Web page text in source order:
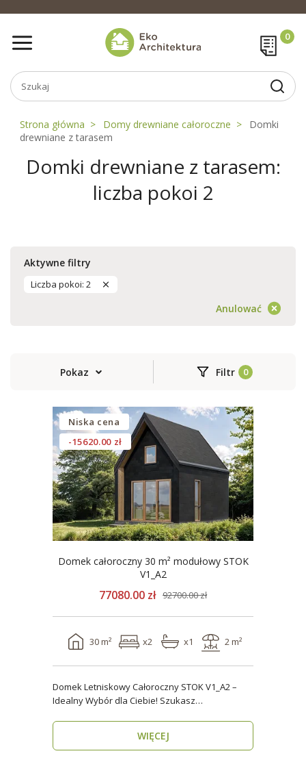
Strona główna Domy drewniane całoroczne
Domki
drewniane z tarasem
Domki drewniane z tarasem:
liczba pokoi 2
Aktywne filtry
Liczba pokoi: 2
Anulować
Pokaz Filtr
Niska cena
-15620.00 zł
Domek całoroczny 30 m² modułowy STOK
V1_A2
77080.00 zł 92700.00 zł
30 m² x2 x1 2 m²
Domek Letniskowy Całoroczny STOK V1_A2 –
Idealny Wybór dla Ciebie! Szukasz
WIĘCEJ